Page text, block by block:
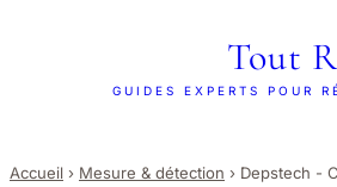
Tout
GUIDES EXPERTS POUR
Accueil › Mesure & détection › Depstech -